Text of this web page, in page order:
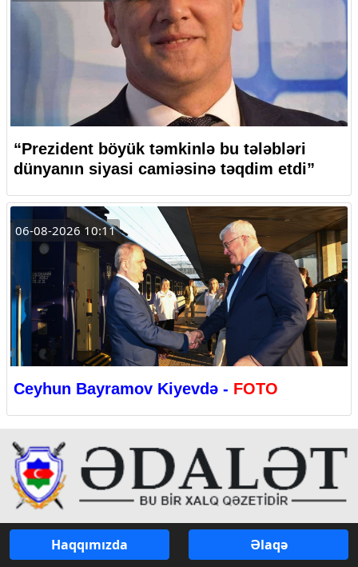
“Prezident böyük təmkinlə bu tələbləri
dünyanın siyasi camiəsinə təqdim etdi”
06-08-2026 10:11
Ceyhun Bayramov Kiyevdə - FOTO
Haqqımızda Əlaqə